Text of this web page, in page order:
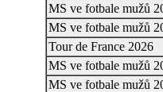
MS ve fotbale mužů
MS ve fotbale mužů
Tour de France 2026
MS ve fotbale mužů
MS ve fotbale mužů